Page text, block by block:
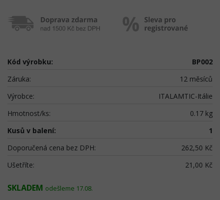
Kód výrobku:
BP002
Záruka:
12 měsíců
Výrobce:
ITALAMTIC-Itálie
Hmotnost/ks:
0.17 kg
Kusů v balení:
1
Doporučená cena bez DPH:
262,50 Kč
Ušetříte:
21,00 Kč
SKLADEM odešleme 17.08.